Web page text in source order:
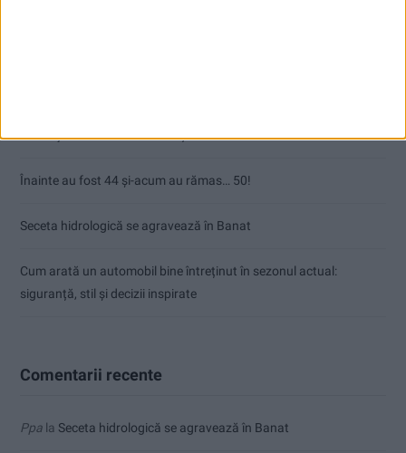
ANUNŢ OPRIRE APĂ ÎN BOCȘA
Înainte au fost 44 și-acum au rămas… 50!
Seceta hidrologică se agravează în Banat
Cum arată un automobil bine întreținut în sezonul actual:
siguranță, stil și decizii inspirate
Comentarii recente
Ppa la Seceta hidrologică se agravează în Banat